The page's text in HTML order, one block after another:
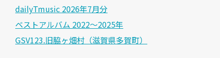
dailyTmusic 2026年7月分
ベストアルバム 2022～2025年
GSV123.旧脇ヶ畑村（滋賀県多賀町）